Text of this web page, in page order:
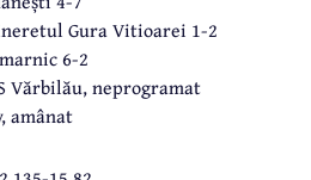
Gura Vitioarei 1-2
6-2
Vărbilău, neprogramat
amânat